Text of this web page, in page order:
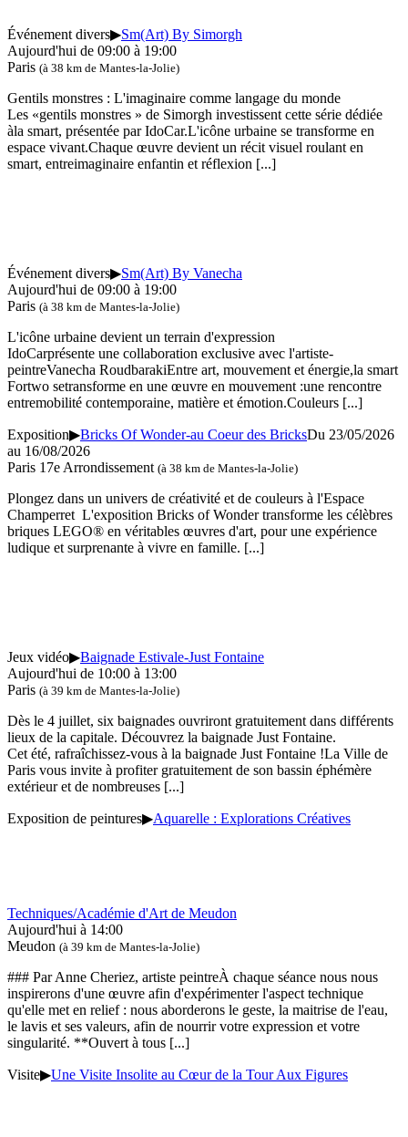
Événement divers▶Sm(Art) By Simorgh
Aujourd'hui de 09:00 à 19:00
Paris (à 38 km de Mantes-la-Jolie)
Gentils monstres : L'imaginaire comme langage du monde
Les «gentils monstres » de Simorgh investissent cette série dédiée
àla smart, présentée par IdoCar.L'icône urbaine se transforme en
espace vivant.Chaque œuvre devient un récit visuel roulant en
smart, entreimaginaire enfantin et réflexion [...]
Événement divers▶Sm(Art) By Vanecha
Aujourd'hui de 09:00 à 19:00
Paris (à 38 km de Mantes-la-Jolie)
L'icône urbaine devient un terrain d'expression
IdoCarprésente une collaboration exclusive avec l'artiste-
peintreVanecha RoudbarakiEntre art, mouvement et énergie,la smart
Fortwo setransforme en une œuvre en mouvement :une rencontre
entremobilité contemporaine, matière et émotion.Couleurs [...]
Exposition▶Bricks Of Wonder-au Coeur des BricksDu 23/05/2026
au 16/08/2026
Paris 17e Arrondissement (à 38 km de Mantes-la-Jolie)
Plongez dans un univers de créativité et de couleurs à l'Espace
Champerret L'exposition Bricks of Wonder transforme les célèbres
briques LEGO® en véritables œuvres d'art, pour une expérience
ludique et surprenante à vivre en famille. [...]
Jeux vidéo▶Baignade Estivale-Just Fontaine
Aujourd'hui de 10:00 à 13:00
Paris (à 39 km de Mantes-la-Jolie)
Dès le 4 juillet, six baignades ouvriront gratuitement dans différents
lieux de la capitale. Découvrez la baignade Just Fontaine.
Cet été, rafraîchissez-vous à la baignade Just Fontaine !La Ville de
Paris vous invite à profiter gratuitement de son bassin éphémère
extérieur et de nombreuses [...]
Exposition de peintures▶Aquarelle : Explorations Créatives
Techniques/Académie d'Art de Meudon
Aujourd'hui à 14:00
Meudon (à 39 km de Mantes-la-Jolie)
### Par Anne Cheriez, artiste peintreÀ chaque séance nous nous
inspirerons d'une œuvre afin d'expérimenter l'aspect technique
qu'elle met en relief : nous aborderons le geste, la maitrise de l'eau,
le lavis et ses valeurs, afin de nourrir votre expression et votre
singularité. **Ouvert à tous [...]
Visite▶Une Visite Insolite au Cœur de la Tour Aux Figures